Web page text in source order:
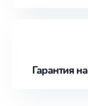
Гарантия